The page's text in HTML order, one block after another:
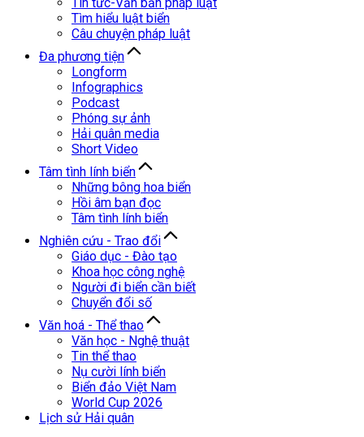
Tìm hiểu luật biển
Câu chuyện pháp luật
Đa phương tiện
Longform
Infographics
Podcast
Phóng sự ảnh
Hải quân media
Short Video
Tâm tình lính biển
Những bông hoa biển
Hồi âm bạn đọc
Tâm tình lính biển
Nghiên cứu - Trao đổi
Giáo dục - Đào tạo
Khoa học công nghệ
Người đi biển cần biết
Chuyển đổi số
Văn hoá - Thể thao
Văn học - Nghệ thuật
Tin thể thao
Nụ cười lính biển
Biển đảo Việt Nam
World Cup 2026
Lịch sử Hải quân